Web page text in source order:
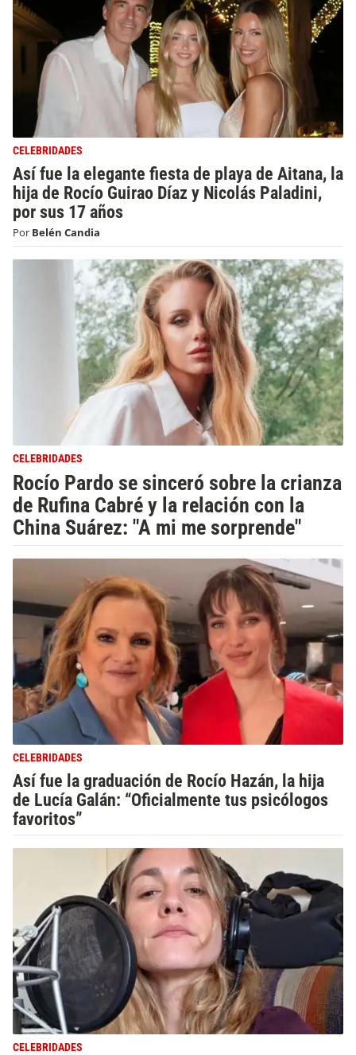
CELEBRIDADES
Así fue la elegante fiesta de playa de Aitana, la
hija de Rocío Guirao Díaz y Nicolás Paladini,
por sus 17 años
Por Belén Candia
CELEBRIDADES
Rocío Pardo se sinceró sobre la crianza
de Rufina Cabré y la relación con la
China Suárez: "A mi me sorprende"
CELEBRIDADES
Así fue la graduación de Rocío Hazán, la hija
de Lucía Galán: “Oficialmente tus psicólogos
favoritos”
CELEBRIDADES